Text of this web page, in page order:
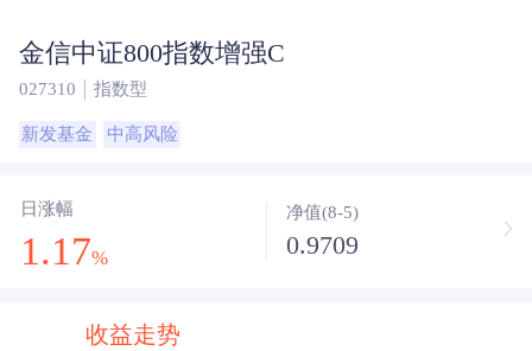
金信中证800指数增强C
027310 指数型
新发基金 中高风险
日涨幅
1.17%
净值(8-5)
0.9709
收益走势